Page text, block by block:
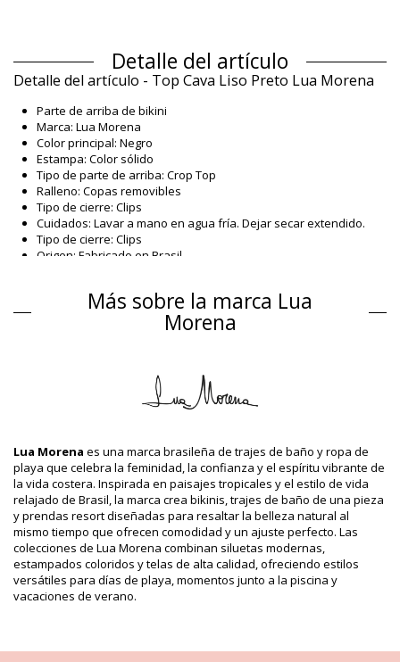
Detalle del artículo
Detalle del artículo - Top Cava Liso Preto Lua Morena
Parte de arriba de bikini
Marca: Lua Morena
Color principal: Negro
Estampa: Color sólido
Tipo de parte de arriba: Crop Top
Ralleno: Copas removibles
Tipo de cierre: Clips
Cuidados: Lavar a mano en agua fría. Dejar secar extendido.
Tipo de cierre: Clips
Origen: Fabricado en Brasil
Composición
Composición: 83% Polyamide, 17% Elastane
Información del producto
Departamento: Mujer, Parte de arriba de bikini
Incluye: 1 x Parte de arriba de bikini (Otros accesorios no
HS CODE (Código aduanero): 6112.41.0010
SKU: 1981123031
EAN: XS (7899818609689), S (7899670725251), M (7899670725268),
L (7899670725275), XL (7899670725282)
Referencia del proveedor: 10251002
Peso: 55g / 0.12lb / 1.94oz
Fotos retocadas
Instrucciones de lavado y
cuidado
Instrucciones de cuidado para: Lua Morena Top Cava
Más sobre la marca Lua
Morena
Lua Morena es una marca brasileña de trajes de baño y ropa de
playa que celebra la feminidad, la confianza y el espíritu vibrante de
la vida costera. Inspirada en paisajes tropicales y el estilo de vida
relajado de Brasil, la marca crea bikinis, trajes de baño de una pieza
y prendas resort diseñadas para resaltar la belleza natural al
mismo tiempo que ofrecen comodidad y un ajuste perfecto. Las
colecciones de Lua Morena combinan siluetas modernas,
estampados coloridos y telas de alta calidad, ofreciendo estilos
versátiles para días de playa, momentos junto a la piscina y
vacaciones de verano.